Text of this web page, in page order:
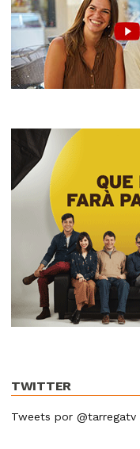
TWITTER
Tweets por @tarregatv